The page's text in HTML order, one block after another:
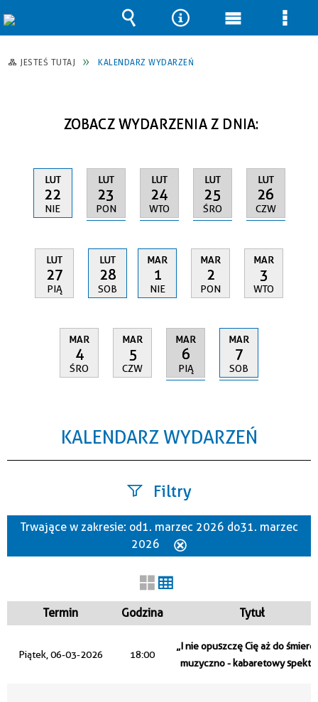
JESTEŚ TUTAJ KALENDARZ WYDARZEŃ
ZOBACZ WYDARZENIA Z DNIA:
LUT
22
NIE
LUT
23
PON
LUT
24
WTO
LUT
25
ŚRO
LUT
26
CZW
LUT
27
PIĄ
LUT
28
SOB
MAR
1
NIE
MAR
2
PON
MAR
3
WTO
MAR
4
ŚRO
MAR
5
CZW
MAR
6
PIĄ
MAR
7
SOB
KALENDARZ WYDARZEŃ
Filtry
Szukana fraza
Trwające w zakresie: od 1. marzec 2026 do 31. marzec
2026
Termin Godzina Tytuł
Piątek, 06-03-2026 18:00
„I nie opuszczę Cię aż do
muzyczno - kabaretowy
Wyszukiwarka
Narzędzia
Menu Menu